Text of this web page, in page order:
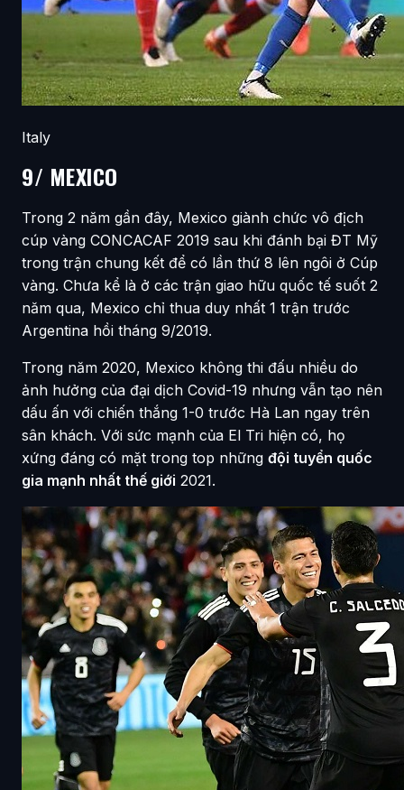
Italy
9/ MEXICO
Trong 2 năm gần đây, Mexico giành chức vô địch
cúp vàng CONCACAF 2019 sau khi đánh bại ĐT Mỹ
trong trận chung kết để có lần thứ 8 lên ngôi ở Cúp
vàng. Chưa kể là ở các trận giao hữu quốc tế suốt 2
năm qua, Mexico chỉ thua duy nhất 1 trận trước
Argentina hồi tháng 9/2019.
Trong năm 2020, Mexico không thi đấu nhiều do
ảnh hưởng của đại dịch Covid-19 nhưng vẫn tạo nên
dấu ấn với chiến thắng 1-0 trước Hà Lan ngay trên
sân khách. Với sức mạnh của El Tri hiện có, họ
xứng đáng có mặt trong top những đội tuyển quốc
gia mạnh nhất thế giới 2021.